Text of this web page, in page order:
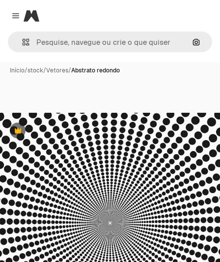
Close menu
Magnific
Início/stock/Vetores/Abstrato redondo
Premium